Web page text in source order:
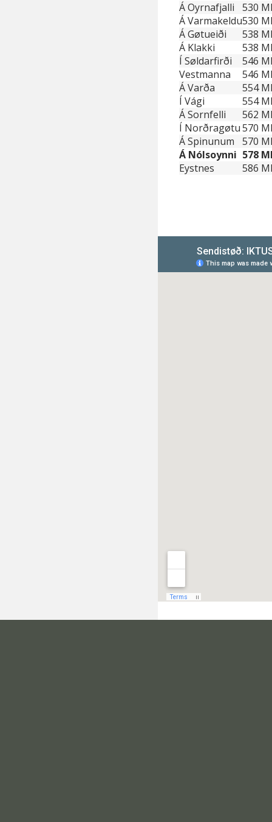
Á Oyrnafjalli
530
Á Varmakeldu530
Á Gøtueiði
538
Á Klakki
538
Í Søldarfirði
546
Vestmanna
546
Á Varða
554
Í Vági
554
Á Sornfelli
562
Í Norðragøtu570
Á Spinunum
570
Á Nólsoynni 578
Eystnes
586